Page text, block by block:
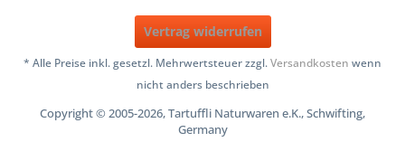
Vertrag widerrufen
* Alle Preise inkl. gesetzl. Mehrwertsteuer zzgl.Versandkosten wenn
nicht anders beschrieben
Copyright © 2005-2026, Tartuffli Naturwaren e.K., Schwifting,
Germany